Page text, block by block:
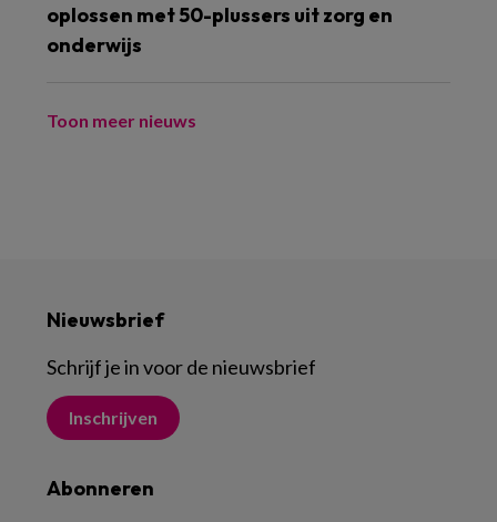
oplossen met 50-plussers uit zorg en
onderwijs
Toon meer nieuws
Nieuwsbrief
Schrijf je in voor de nieuwsbrief
Inschrijven
Abonneren